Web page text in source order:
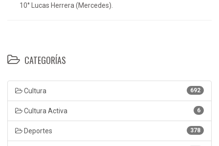
10° Lucas Herrera (Mercedes).
CATEGORÍAS
692
Cultura
6
Cultura Activa
378
Deportes